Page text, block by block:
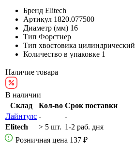
Бренд Elitech
Артикул 1820.077500
Диаметр (мм) 16
Тип Форстнер
Тип хвостовика цилиндрический
Количество в упаковке 1
Наличие товара
В наличии
Склад
Кол-во Срок поставки
Лайнтулс -
-
Elitech
> 5 шт. 1-2 раб. дня
Розничная цена 137 ₽